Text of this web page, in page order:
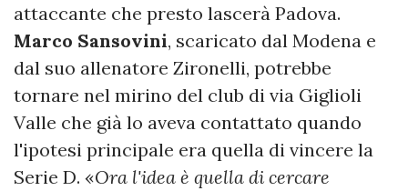
attaccante che presto lascerà Padova.
Marco Sansovini, scaricato dal Modena e
dal suo allenatore Zironelli, potrebbe
tornare nel mirino del club di via Giglioli
Valle che già lo aveva contattato quando
l'ipotesi principale era quella di vincere la
Serie D. «Ora l'idea è quella di cercare